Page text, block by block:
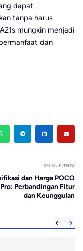
dapat
tanpa harus
mungkin menjadi
dan
SELANJUTNYA
dan Harga POCO
Perbandingan Fitur
dan Keunggulan